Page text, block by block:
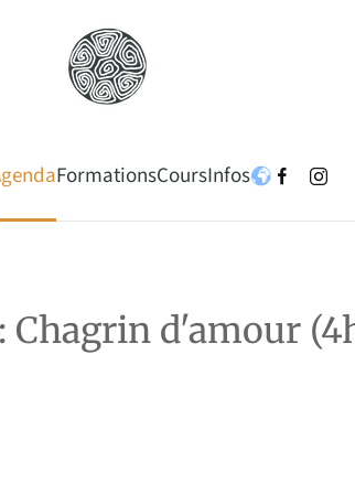
FormationsCoursInfos
d'amour